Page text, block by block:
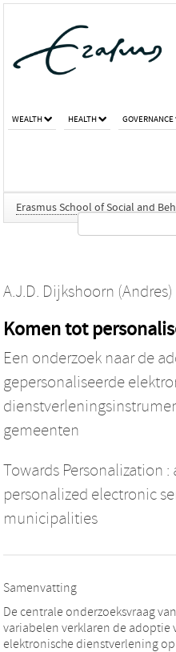
WEALTH HEALTH GOVERNANCE
Erasmus School of Social and
A.J.D. Dijkshoorn (Andres)
Komen tot
Een onderzoek naar de
gepersonaliseerde
gemeenten
Towards Personalization
personalized electronic
municipalities
Samenvatting
De centrale onderzoeksvraag
variabelen verklaren de adoptie
elektronische dienstverlening